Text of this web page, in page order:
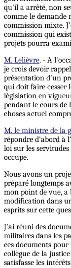
qu'il a arrêté, non
comme le demande
commission mixte.
commission qui
projets pourra
M. Lelièvre. - A
je crois devoir
présentation d'un
qui doit faire cesser
législation en
pendant le cours de
choses actuel
M. le ministre de la
répondre d'abord à
loi sur les
occupe.
Nous avons un
préparé longtemps
mon point de vue, a
modification dans
esprits sur cette
J'ai réuni des
militaires dans les
ces documents
collègue de la
satisfasse les